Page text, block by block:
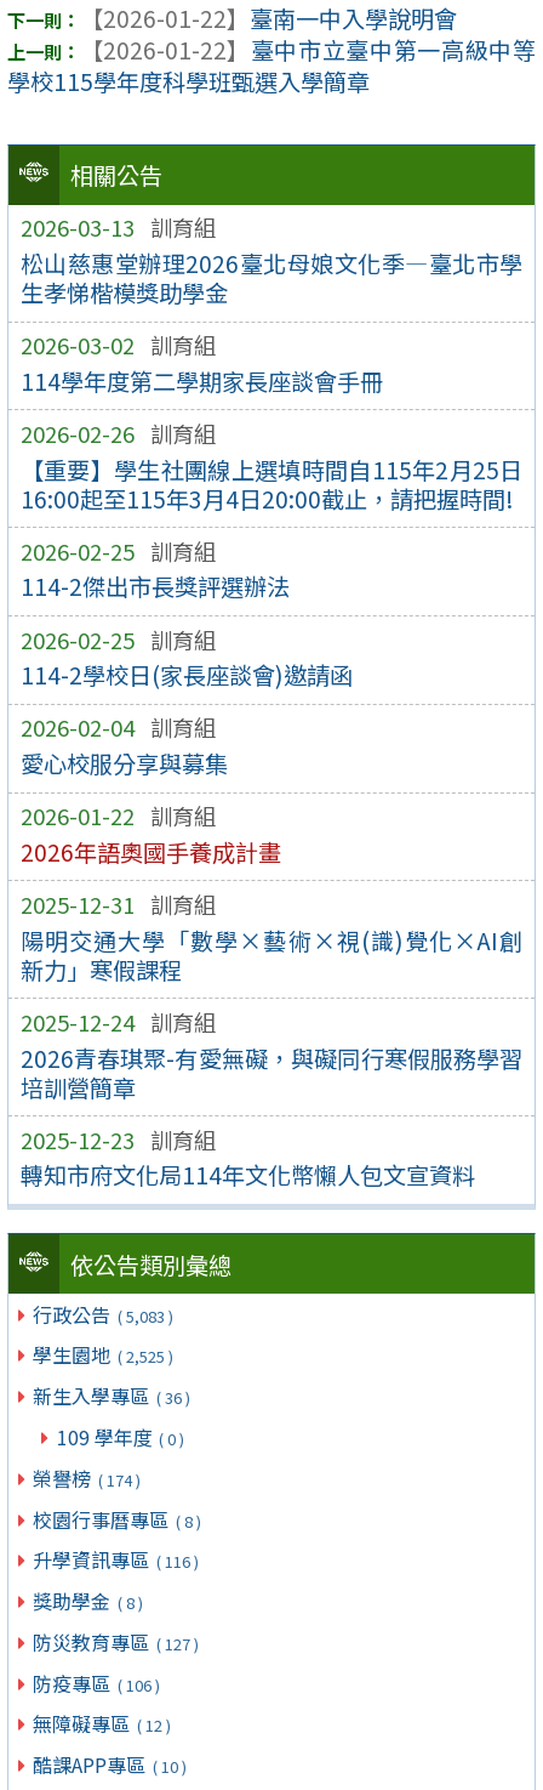
相關公告
2026-03-13 訓育組
松山慈惠堂辦理2026臺北母娘文化季—臺北市學
生孝悌楷模獎助學金
2026-03-02 訓育組
114學年度第二學期家長座談會手冊
2026-02-26 訓育組
【重要】學生社團線上選填時間自115年2月25日
16:00起至115年3月4日20:00截止，請把握時間!
2026-02-25 訓育組
114-2傑出市長獎評選辦法
2026-02-25 訓育組
114-2學校日(家長座談會)邀請函
2026-02-04 訓育組
愛心校服分享與募集
2026-01-22 訓育組
2026年語奧國手養成計畫
2025-12-31 訓育組
陽明交通大學「數學×藝術×視(識)覺化×AI創
新力」寒假課程
2025-12-24 訓育組
2026青春琪聚-有愛無礙，與礙同行寒假服務學習
培訓營簡章
2025-12-23 訓育組
轉知市府文化局114年文化幣懶人包文宣資料
依公告類別彙總
行政公告 ( 5,083 )
學生園地 ( 2,525 )
新生入學專區 ( 36 )
109 學年度 ( 0 )
榮譽榜 ( 174 )
校園行事曆專區 ( 8 )
升學資訊專區 ( 116 )
獎助學金 ( 8 )
防災教育專區 ( 127 )
防疫專區 ( 106 )
無障礙專區 ( 12 )
酷課APP專區 ( 10 )
【2026-01-22】 臺南一中入學說明會
【2026-01-22】 臺中市立臺中第一高級中等
學校115學年度科學班甄選入學簡章